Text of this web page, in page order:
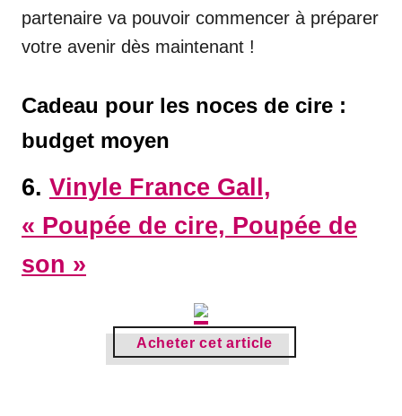
partenaire va pouvoir commencer à préparer
votre avenir dès maintenant !
Cadeau pour les noces de cire :
budget moyen
6. Vinyle France Gall,
« Poupée de cire, Poupée de
son »
Acheter cet article